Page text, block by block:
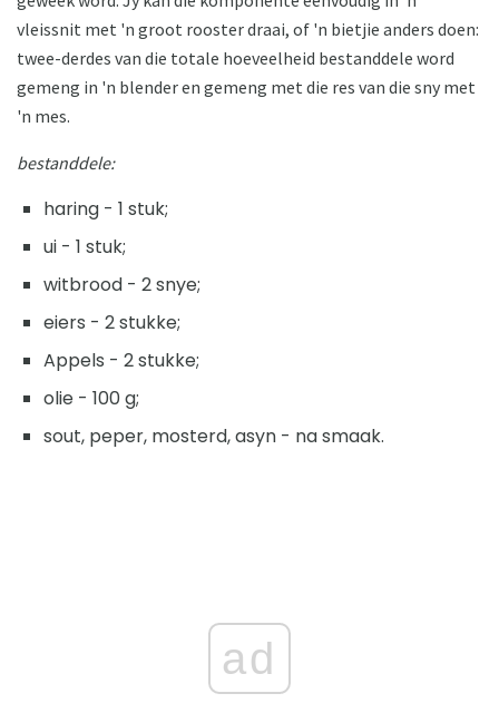
vleissnit met 'n groot rooster draai, of 'n bietjie anders doen:
twee-derdes van die totale hoeveelheid bestanddele word
gemeng in 'n blender en gemeng met die res van die sny met
'n mes.
bestanddele:
haring - 1 stuk;
ui - 1 stuk;
witbrood - 2 snye;
eiers - 2 stukke;
Appels - 2 stukke;
olie - 100 g;
sout, peper, mosterd, asyn - na smaak.
ad